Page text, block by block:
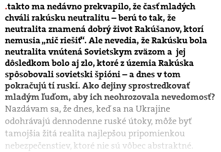
takto ma nedávno prekvapilo, že časť mladých
chváli rakúsku neutralitu – berú to tak, že
neutralita znamená dobrý život Rakúšanov, ktorí
nemusia „nič riešiť“. Ale nevedia, že Rakúsku bola
neutralita vnútená Sovietskym zväzom a jej
dôsledkom bolo aj zlo, ktoré z územia Rakúska
spôsobovali sovietski špióni – a dnes v tom
pokračujú tí ruskí. Ako dejiny sprostredkovať
mladým ľuďom, aby ich neohrozovala nevedomosť?
Nazdávam sa, že dnes, keď sa na Ukrajine
odohrávajú dennodenne ruské útoky, môže byť
tamojšia žitá realita najlepšou pripomienkou
nebezpečenstiev, ktoré nie sú vôbec abstraktné.